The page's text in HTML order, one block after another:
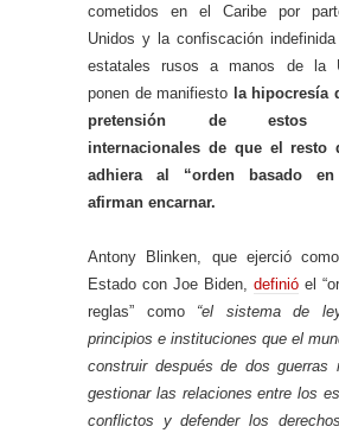
cometidos en el Caribe por
Unidos y la confiscación
estatales rusos a manos de la
ponen de manifiesto la hipocresía
pretensión de estos
internacionales de que el resto
adhiera al “orden basado
afirman encarnar.
Antony Blinken, que ejerció
Estado con Joe Biden, definió el
reglas” como “el sistema de
principios e instituciones que el
construir después de dos guerras
gestionar las relaciones entre los
conflictos y defender los